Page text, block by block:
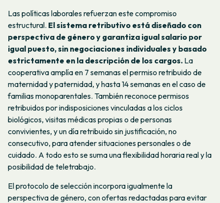
Las políticas laborales refuerzan este compromiso
estructural. El sistema retributivo está diseñado con
perspectiva de género y garantiza igual salario por
igual puesto, sin negociaciones individuales y basado
estrictamente en la descripción de los cargos. La
cooperativa amplía en 7 semanas el permiso retribuido de
maternidad y paternidad, y hasta 14 semanas en el caso de
familias monoparentales. También reconoce permisos
retribuidos por indisposiciones vinculadas a los ciclos
biológicos, visitas médicas propias o de personas
convivientes, y un día retribuido sin justificación, no
consecutivo, para atender situaciones personales o de
cuidado. A todo esto se suma una flexibilidad horaria real y la
posibilidad de teletrabajo.
El protocolo de selección incorpora igualmente la
perspectiva de género, con ofertas redactadas para evitar